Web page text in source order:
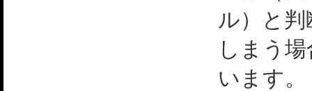
ル）と
しまう
います。